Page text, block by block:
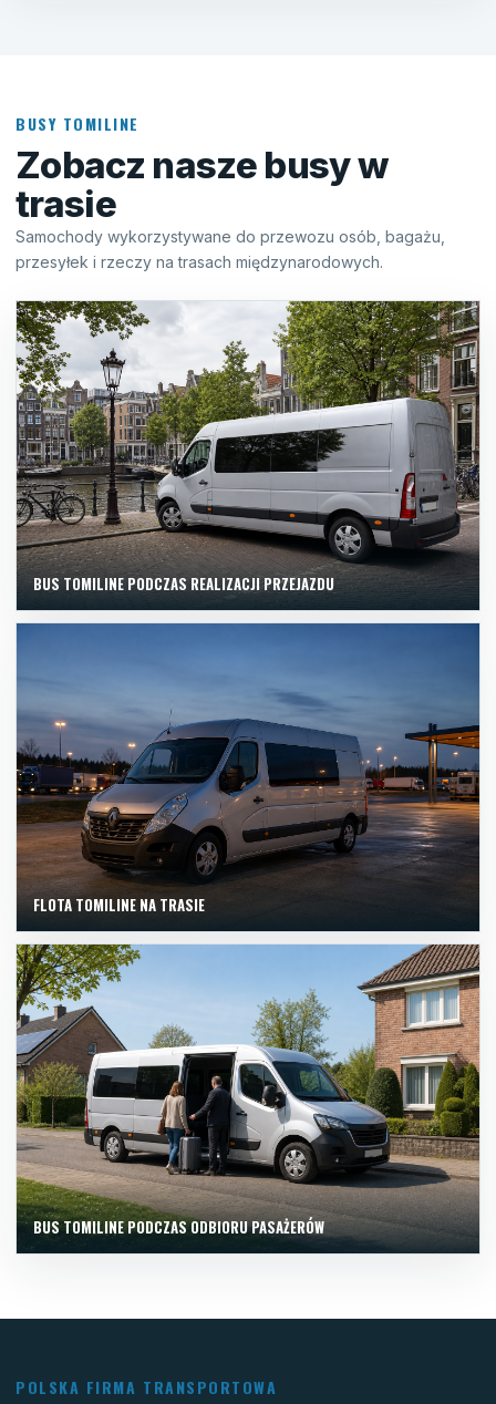
BUSY TOMILINE
Zobacz nasze busy w
trasie
Samochody wykorzystywane do przewozu osób, bagażu,
przesyłek i rzeczy na trasach międzynarodowych.
BUS TOMILINE PODCZAS REALIZACJI PRZEJAZDU
FLOTA TOMILINE NA TRASIE
BUS TOMILINE PODCZAS ODBIORU PASAŻERÓW
POLSKA FIRMA TRANSPORTOWA